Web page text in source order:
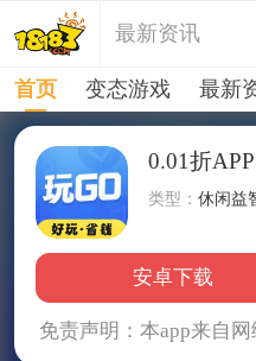
最新资讯
首页 变态游戏 最新
0.01折APP
类型：休闲益
安卓下载
免责声明：本app来自